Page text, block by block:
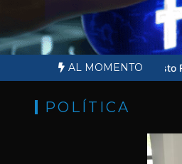
AL MOMENTO
Familiares de Ernesto Ruffo crean
POLÍTICA